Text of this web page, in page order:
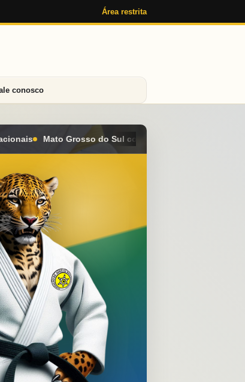
Área restrita
conosco
seis medalhas e alcança o 4º lugar geral no